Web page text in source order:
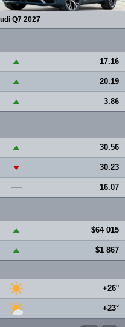
Q7 2027
▲ 17.16
▲ 20.19
▲ 3.86
▲ 30.56
▼ 30.23
— 16.07
▲ $64 015
▲ $1 867
+26°
+23°